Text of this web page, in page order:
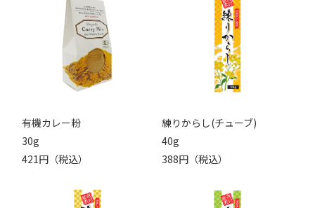
有機カレー粉
30g
421円（税込）
練りからし(チューブ)
40g
388円（税込）